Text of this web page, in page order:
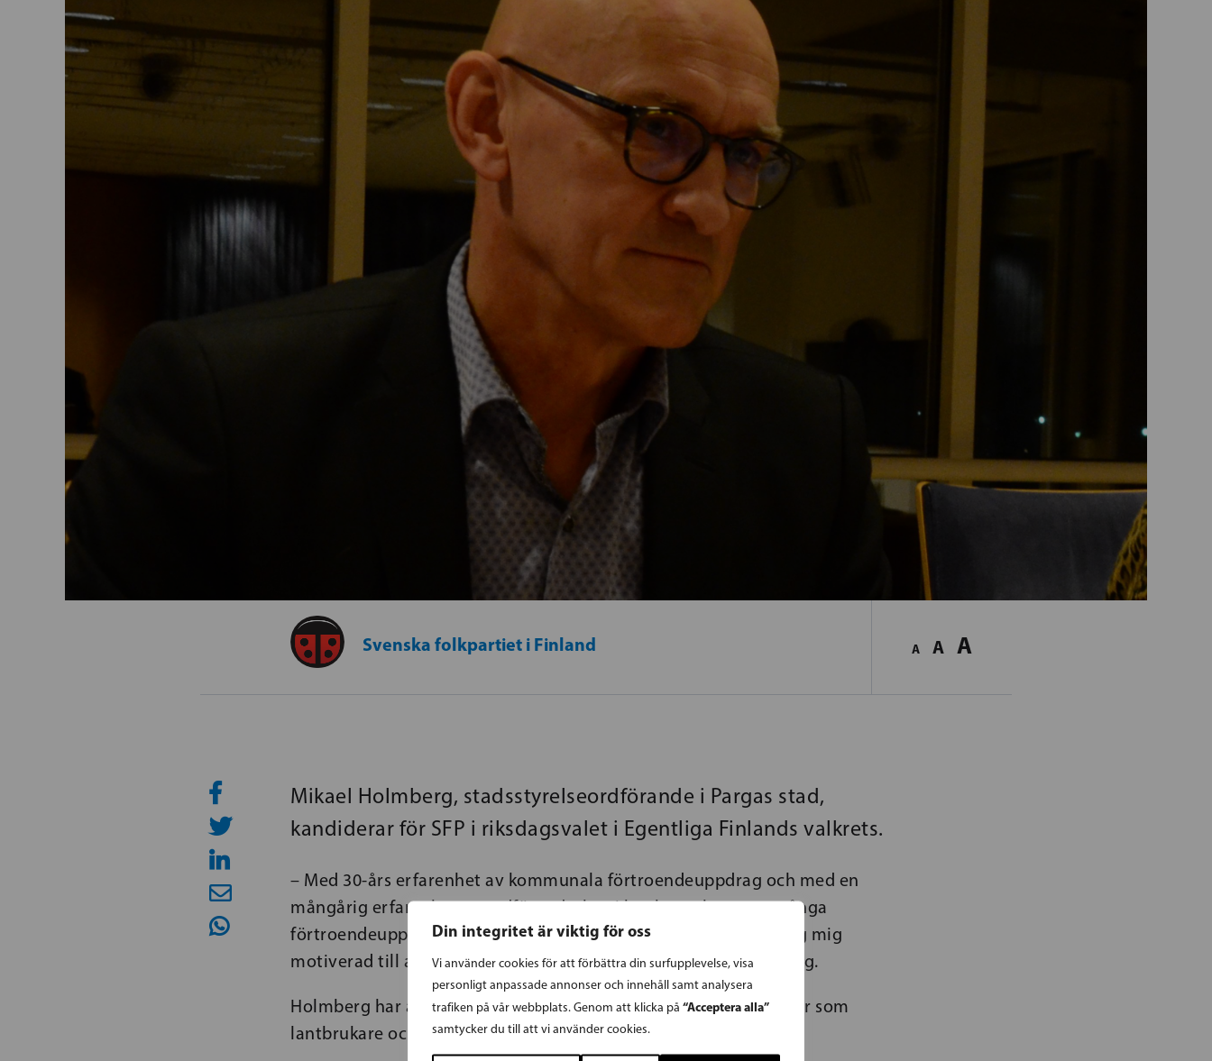
Din integritet är viktig för oss
Vi använder cookies för att förbättra din surfupplevelse, visa
personligt anpassade annonser och innehåll samt analysera
trafiken på vår webbplats. Genom att klicka på “Acceptera alla”
samtycker du till att vi använder cookies.
Svenska folkpartiet i Finland A A A
Mikael Holmberg, stadsstyrelseordförande i Pargas stad,
kandiderar för SFP i riksdagsvalet i Egentliga Finlands valkrets.
– Med 30-års erfarenhet av kommunala förtroendeuppdrag och med en
mångårig erfarenhet av ordförandeskap i bankstyrelse samt många
förtroendeuppdrag inom lantbruksproducentrörelsen känner jag mig
motiverad till att ställa upp i ett riksdagsval igen, säger Holmberg.
Holmberg har agrolog- och vaktmaskinmästarexamen och jobbar som
lantbrukare och som motorman på fartyg.